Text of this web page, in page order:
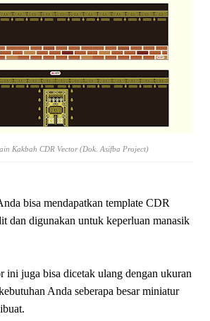
Kakbah CDR Vector (Dok. Asifba Project)
bisa mendapatkan template CDR
dan digunakan untuk keperluan manasik
ini juga bisa dicetak ulang dengan ukuran
Anda seberapa besar miniatur